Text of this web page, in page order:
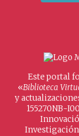
Este portal
«Biblioteca
y
155270NB-
Investigación,